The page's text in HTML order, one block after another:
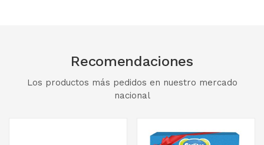
Recomendaciones
Los productos más pedidos en nuestro mercado
nacional